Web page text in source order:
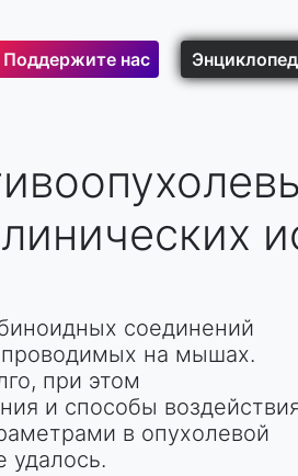
Поддержите нас
соединений
проводимых на мышах.
при этом
и способы
в опухолевой
удалось.